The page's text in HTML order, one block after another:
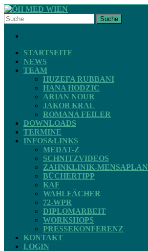
Skip
to
content
ÖH
MED
WIEN
ZAHNMEDIZIN
Suche
STARTSEITE
NEWS
TEAM
HUZEFA RUBBANI
HANA HODZIC
ARIAN NOUR
JAKOB KRAL
ROMANA FEILER
DOWNLOADS
TERMINE
INFOS&LINKS
MEDAT-Z
SCHNITZVIDEOS
ZAHNKLINIK-MENSAPLAN
BÜCHERTIPP
KAF
WAHLFÄCHER
72-WPR
DIPLOMARBEIT
WORKSHOPS
PRESSEKONFERENZ
KONTAKT
LOGIN